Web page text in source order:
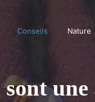
Conseils Nature